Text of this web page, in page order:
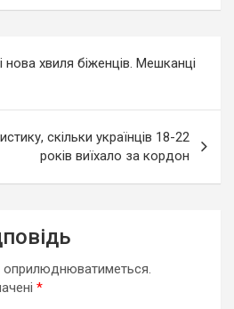
нова хвиля біженців. Мешканці
скільки українців 18-22
років виїхало за кордон
*